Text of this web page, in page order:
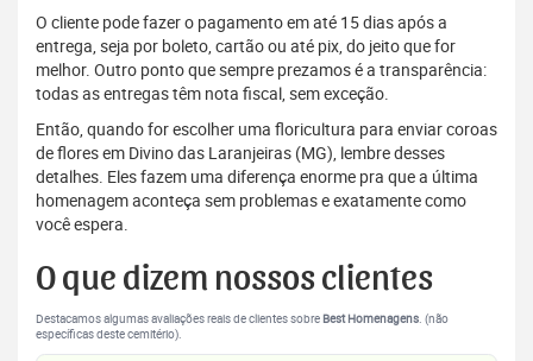
O cliente pode fazer o pagamento em até 15 dias após a
entrega, seja por boleto, cartão ou até pix, do jeito que for
melhor. Outro ponto que sempre prezamos é a transparência:
todas as entregas têm nota fiscal, sem exceção.
Então, quando for escolher uma floricultura para enviar coroas
de flores em Divino das Laranjeiras (MG), lembre desses
detalhes. Eles fazem uma diferença enorme pra que a última
homenagem aconteça sem problemas e exatamente como
você espera.
O que dizem nossos clientes
Destacamos algumas avaliações reais de clientes sobre Best Homenagens. (não
específicas deste cemitério).